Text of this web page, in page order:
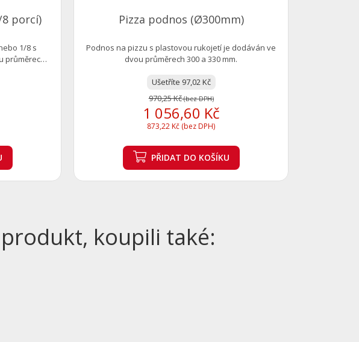
porcí)
1/8 s
průměrech
Pizza podnos (Ø300mm)
Podnos na pizzu s plastovou rukojetí je dodáván ve
dvou průměrech 300 a 330 mm.
Ušetříte 97,02 Kč
970,25 Kč(bez DPH)
1 056,60 Kč
873,22 Kč (bez DPH)
PŘIDAT DO KOŠÍKU
koupili také: